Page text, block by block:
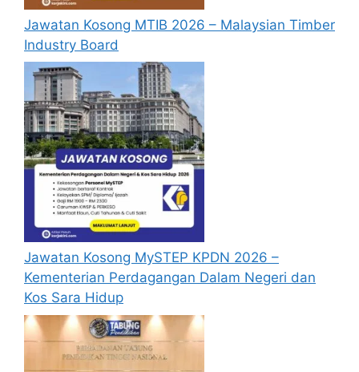
berjaya.
Jawatan Kosong MTIB 2026 – Malaysian Timber
Industry Board
Jawatan Kosong MySTEP KPDN 2026 –
Kementerian Perdagangan Dalam Negeri dan
Kos Sara Hidup